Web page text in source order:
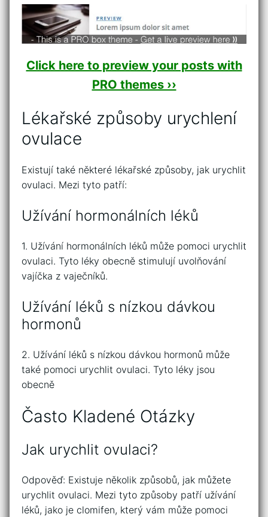
Click here to preview your posts with
PRO themes ››
Lékařské způsoby urychlení
ovulace
Existují také některé lékařské způsoby, jak urychlit
ovulaci. Mezi tyto patří:
Užívání hormonálních léků
1. Užívání hormonálních léků může pomoci urychlit
ovulaci. Tyto léky obecně stimulují uvolňování
vajíčka z vaječníků.
Užívání léků s nízkou dávkou
hormonů
2. Užívání léků s nízkou dávkou hormonů může
také pomoci urychlit ovulaci. Tyto léky jsou
obecně
Často Kladené Otázky
Jak urychlit ovulaci?
Odpověď: Existuje několik způsobů, jak můžete
urychlit ovulaci. Mezi tyto způsoby patří užívání
léků, jako je clomifen, který vám může pomoci